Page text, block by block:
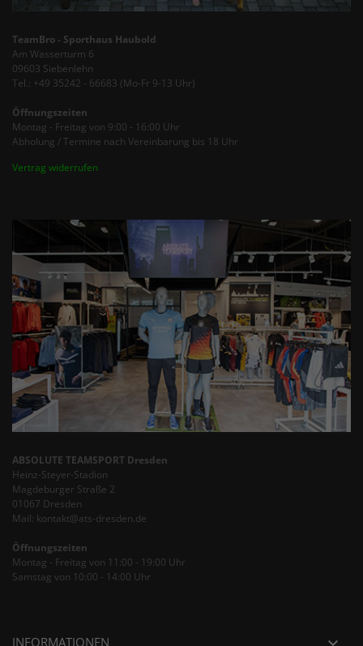
TeamBro - Sporthaus Haubold
Am Wasserturm 6
09603 Siebenlehn
Tel.: +49 35242 - 66683 (Mo-Fr 9-13 Uhr)
Öffnungszeiten
Montag - Freitag von 9:00 - 16:00 Uhr
Abholung / Termine nach Vereinbarung bis 18 Uhr
Vertrag widerrufen
ABSOLUTE TEAMSPORT Dresden
Heinz-Steyer-Stadion
Magdeburger Straße 2
01067 Dresden
Mail: kontakt@ats-dresden.de
Öffnungszeiten
Montag - Freitag von 11:00 - 19:00 Uhr
Samstag von 10:00 - 14:00 Uhr
INFORMATIONEN